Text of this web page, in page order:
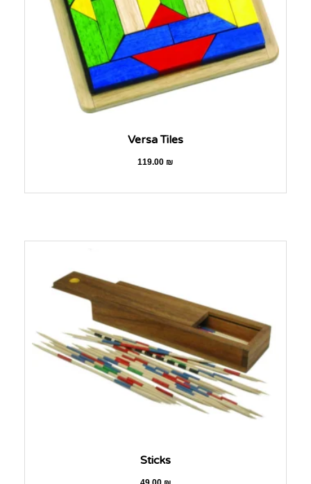
Versa Tiles
119.00₪
Sticks